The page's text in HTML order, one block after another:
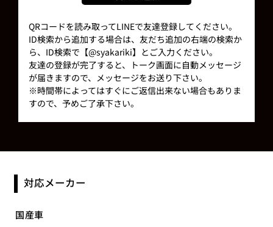
QRコードを読み取ってLINEで友達登録してください。
ID検索から追加する場合は、友だち追加の右端の検索か
ら、ID検索で【@syakariki】とご入力ください。
友達の登録が完了すると、トーク画面に自動メッセージ
が届きますので、メッセージをお送り下さい。
※時間帯によってはすぐにご返信出来ない場合もありま
すので、予めご了承下さい。
対応メーカー
国産車